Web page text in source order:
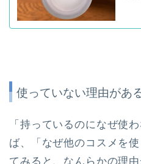
使っていない理由があ
「持っているのになぜ使
ば、「なぜ他のコスメを
てみると、なんらかの理